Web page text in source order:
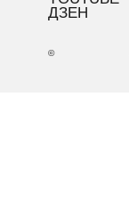
ДЗЕН
©